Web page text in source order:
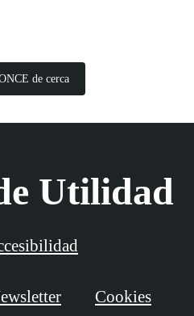
de cerca
Utilidad
Cookies